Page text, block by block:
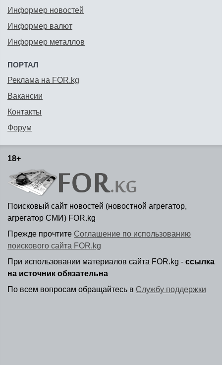
Информер новостей
Информер валют
Информер металлов
ПОРТАЛ
Реклама на FOR.kg
Вакансии
Контакты
Форум
18+
Поисковый сайт новостей (новостной агрегатор,
агрегатор СМИ) FOR.kg
Прежде прочтите Соглашение по использованию
поискового сайта FOR.kg
При использовании материалов сайта FOR.kg - ссылка
на источник обязательна
По всем вопросам обращайтесь в Службу поддержки